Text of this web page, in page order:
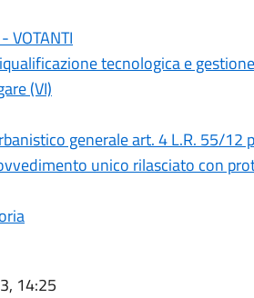
VOTANTI
tecnologica e
(VI)
generale art. 4 L.R. 55/12
unico rilasciato con
14:25